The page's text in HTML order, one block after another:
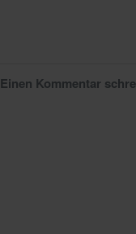
Einen Kommentar